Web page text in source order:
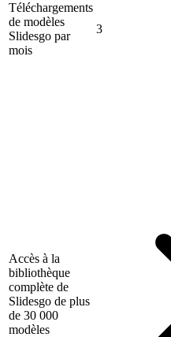
Téléchargements
de modèles
Slidesgo par
mois
3
Accès à la
bibliothèque
complète de
Slidesgo de plus
de 30 000
modèles